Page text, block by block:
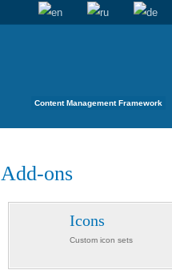
Content Management Framework
Add-ons
Icons
Custom icon sets